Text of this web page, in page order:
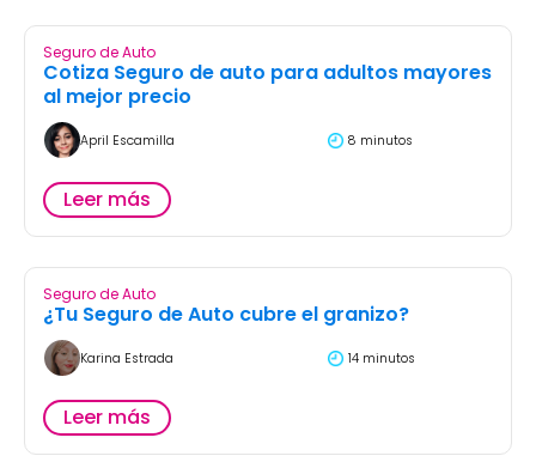
Seguro de Auto
Cotiza Seguro de auto para adultos mayores
al mejor precio
April Escamilla 8 minutos
Leer más
Seguro de Auto
¿Tu Seguro de Auto cubre el granizo?
Karina Estrada 14 minutos
Leer más